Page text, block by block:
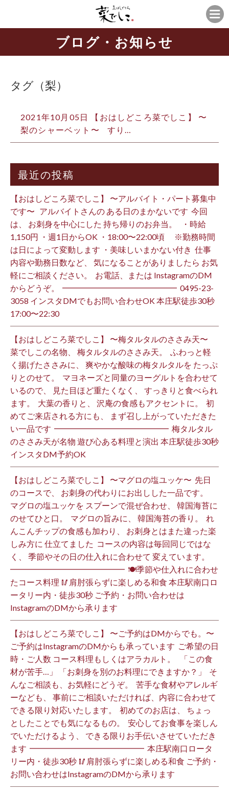
ブログ・お知らせ
タグ（梨）
2021年10月05日 【おはしどころ菜でしこ】 〜
梨のシャーベット〜 ⁡ ⁡ すり…
最近の投稿
【おはしどころ菜でしこ】 〜アルバイト・パート募集中
です〜 ⁡ ⁡ アルバイトさんの ある日のまかないです ⁡ 今回
は、 お刺身を中心にした 持ち帰りのお弁当。 ⁡ ⁡ ・時給
1,150円 ・週1日からOK ・18:00〜22:00頃 ※勤務時間
は日によって変動します ・美味しいまかない付き ⁡ 仕事
内容や勤務日数など、 気になることがありましたら お気
軽にご相談ください。 ⁡ お電話、または InstagramのDM
からどうぞ。 ⁡ ━━━━━━━━━━━━━━ ⁡ ️0495-23-
3058 インスタDMでもお問い合わせOK 本庄駅徒歩30秒
17:00〜22:30 ⁡
【おはしどころ菜でしこ】 〜梅タルタルのささみ天〜 ⁡
菜でしこの名物、 梅タルタルのささみ天。 ⁡ ふわっと軽
く揚げたささみに、 爽やかな酸味の梅タルタルを たっぷ
りとのせて。 ⁡ マヨネーズと同量のヨーグルトを合わせて
いるので、 見た目ほど重たくなく、 すっきりと食べられ
ます。 ⁡ 大葉の香りと、 沢庵の食感もアクセントに。 ⁡ 初
めてご来店される方にも、 まず召し上がっていただきた
い一品です️ ⁡ ━━━━━━━━━━━━━━ ⁡ 梅タルタル
のささみ天が名物 遊び心ある料理と演出 本庄駅徒歩30秒
インスタDM予約OK ⁡
【おはしどころ菜でしこ】 〜マグロの塩ユッケ〜 ⁡ 先日
のコースで、 お刺身の代わりにお出しした一品です。 ⁡
マグロの塩ユッケを スプーンで混ぜ合わせ、 韓国海苔に
のせてひと口。 ⁡ マグロの旨みに、 韓国海苔の香り。 ⁡ れ
んこんチップの食感も加わり、 お刺身とはまた違った楽
しみ方に 仕立てました️ ⁡ コースの内容は毎回同じではな
く、 季節やその日の仕入れに合わせて 変えています。 ⁡
━━━━━━━━━━━━━━ ⁡ 🍽季節や仕入れに合わせ
たコース料理 🥢肩肘張らずに楽しめる和食 本庄駅南口ロ
ータリー内・徒歩30秒 ご予約・お問い合わせは
InstagramのDMから承ります ⁡
【おはしどころ菜でしこ】 〜ご予約はDMからでも。〜 ⁡
ご予約はInstagramのDMからも承っています ⁡ ご希望の日
時・ご人数 コース料理もしくはアラカルト。 ⁡ ⁡ 「この食
材が苦手…」 「お刺身を別のお料理にできますか？」 ⁡ そ
んなご相談も、お気軽にどうぞ。 ⁡ 苦手な食材やアレルギ
ーなども、 事前にご相談いただければ、内容に合わせて
できる限り対応いたします。 ⁡ 初めてのお店は、 ちょっ
としたことでも気になるもの。 ⁡ 安心してお食事を楽しん
でいただけるよう、 できる限りお手伝いさせていただき
ます️ ⁡ ━━━━━━━━━━━━━━ ⁡ 本庄駅南口ロータ
リー内・徒歩30秒 🥢肩肘張らずに楽しめる和食 ご予約・
お問い合わせはInstagramのDMから承ります ⁡